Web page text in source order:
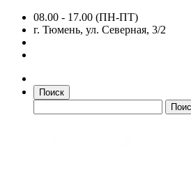
08.00 - 17.00 (ПН-ПТ)
г. Тюмень, ул. Северная, 3/2
Поиск